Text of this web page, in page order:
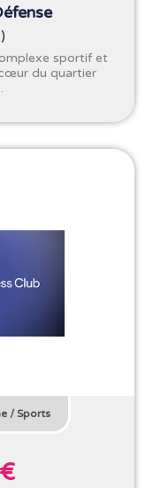
sportif et
du quartier
/Sports